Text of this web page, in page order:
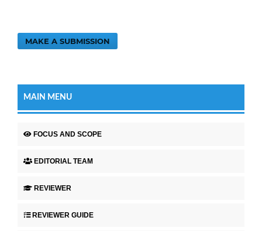
MAKE A SUBMISSION
MAIN MENU
FOCUS AND SCOPE
EDITORIAL TEAM
REVIEWER
REVIEWER GUIDE